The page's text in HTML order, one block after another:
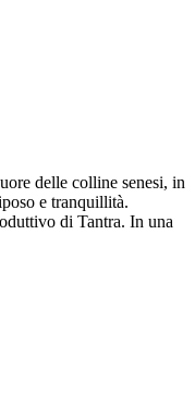
delle colline senesi, in
e tranquillità.
di Tantra. In una